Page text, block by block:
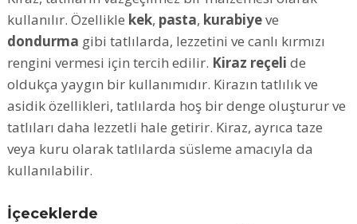
kullanılır. Özellikle kek, pasta, kurabiyeve
dondurma gibi tatlılarda, lezzetini ve canlı kırmızı
rengini vermesi için tercih edilir. Kiraz reçeli de
oldukça yaygın bir kullanımıdır. Kirazın tatlılık ve
asidik özellikleri, tatlılarda hoş bir denge oluşturur ve
tatlıları daha lezzetli hale getirir. Kiraz, ayrıca taze
veya kuru olarak tatlılarda süsleme amacıyla da
kullanılabilir.
İçeceklerde